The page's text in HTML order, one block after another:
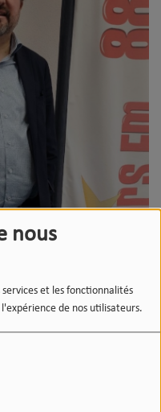
nous
et les fonctionnalités
de nos utilisateurs.